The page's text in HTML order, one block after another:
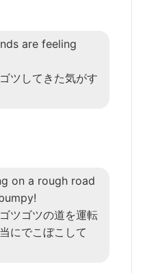
are feeling
ツしてきた気がす
on a rough road
ツゴツの道を運転
にでこぼこして